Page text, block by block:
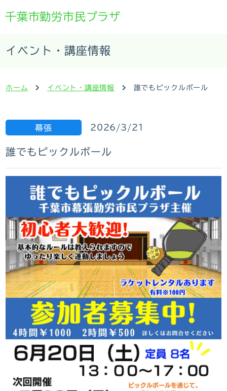
千葉市勤労市民プラザ
イベント・講座情報
ホーム イベント・講座情報 誰でもピックルボール
幕張 2026/3/21
誰でもピックルボール